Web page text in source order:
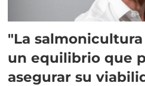
"La
un equilibrio que
asegurar su